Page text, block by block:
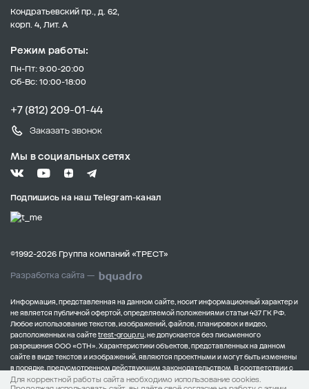
Кондратьевский пр., д. 62,
корп. 4, Лит. А
Режим работы:
Пн-Пт: 9:00-20:00
Сб-Вс: 10:00-18:00
+7 (812) 209-01-44
Заказать звонок
Мы в социальных сетях
Подпишись на наш Telegram-канал
©1992-2026 Группа компаний «ТРЕСТ»
Разработка сайта —
Информация, представленная на данном сайте, носит информационный характер и
не является публичной офертой, определяемой положениями статьи 437 ГК РФ.
Любое использование текстов, изображений, файлов, планировок и видео,
расположенных на сайтеtrest-group.ru, не допускается без письменного
разрешения ООО «СТН».Характеристики объектов, представленных на данном
сайте в виде текстов и изображений, являются проектными и могут быть изменены
в порядке, предусмотренном действующим законодательством.В соответствии с
Федеральным законом от 30.12.2004 № 214-ФЗ, полная информация о застройщике
Для корректной работы сайта необходимо использование cookies.